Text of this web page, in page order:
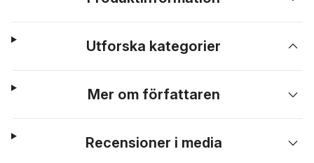
Utforska kategorier
Mer om författaren
Recensioner i media